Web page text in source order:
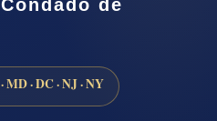
de
MD · DC · NJ · NY